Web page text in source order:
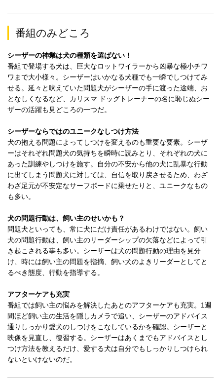
番組のみどころ
シーザーの神業は犬の種類を選ばない！
番組で登場する犬は、巨大なロットワイラーから凶暴な極小チワ
ワまで大小様々。シーザーはいかなる犬種でも一瞬でしつけてみ
せる。延々と吠えていた問題犬がシーザーの手に渡った途端、お
となしくなるなど、カリスマ ドッグトレーナーの名に恥じぬシー
ザーの活躍も見どころの一つだ。
シーザーならではのユニークなしつけ方法
犬の抱える問題によってしつけを変えるのも重要な要素。シーザ
ーはそれぞれ問題犬の気持ちを瞬時に読みとり、それぞれの犬に
あった訓練やしつけを施す。自分の不安から他の犬に乱暴な行動
に出てしまう問題犬に対しては、自信を取り戻させるため、わざ
わざ足元が不安定なサーフボードに乗せたりと、ユニークなもの
も多い。
犬の問題行動は、飼い主のせいかも？
問題犬といっても、常に犬にだけ責任があるわけではない。飼い
犬の問題行動は、飼い主のリーダーシップの欠落などによって引
き起こされる事も多い。シーザーは犬の問題行動の理由を見分
け、時には飼い主の問題を指摘、飼い犬のよきリーダーとしてと
るべき態度、行動を指導する。
アフターケアも充実
番組では飼い主の悩みを解決したあとのアフターケアも充実。1週
間ほど飼い主の生活を隠しカメラで追い、シーザーのアドバイス
通りしっかり愛犬のしつけをこなしているかを確認。シーザーと
映像を見直し、復習する。シーザーはあくまでもアドバイスとし
つけ方法を教えるだけ、愛する犬は自分でもしっかりしつけられ
ないといけないのだ。